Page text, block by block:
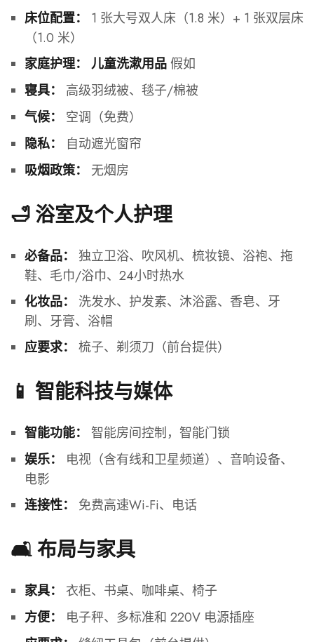
床位配置：
1 张大号双人床（1.8 米）+ 1 张双层床
（1.0 米）
家庭护理： 儿童洗漱用品假如
寝具： 高级羽绒被、毯子/棉被
气候： 空调（免费）
隐私： 自动遮光窗帘
吸烟政策： 无烟房
🛁 浴室及个人护理
必备品：
独立卫浴、吹风机、梳妆镜、浴袍、拖
鞋、毛巾/浴巾、24小时热水
化妆品：
洗发水、护发素、沐浴露、香皂、牙
刷、牙膏、浴帽
应要求： 梳子、剃须刀（前台提供）
📱 智能科技与媒体
智能功能： 智能房间控制，智能门锁
娱乐：
电视（含有线和卫星频道）、音响设备、
电影
连接性： 免费高速Wi-Fi、电话
🛋️ 布局与家具
家具： 衣柜、书桌、咖啡桌、椅子
方便： 电子秤、多标准和 220V 电源插座